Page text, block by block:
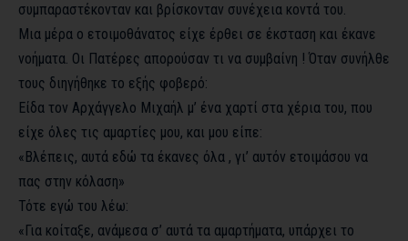
συμπαραστέκονταν και βρίσκονταν συνέχεια κοντά του.
Μια μέρα ο ετοιμοθάνατος είχε έρθει σε έκσταση και έκανε
νοήματα. Οι Πατέρες απορούσαν τι να συμβαίνη ! Όταν συνήλθε
τους διηγήθηκε το εξής φοβερό:
Είδα τον Αρχάγγελο Μιχαήλ μ’ ένα χαρτί στα χέρια του, που
είχε όλες τις αμαρτίες μου, και μου είπε:
«Βλέπεις, αυτά εδώ τα έκανες όλα , γι’ αυτόν ετοιμάσου να
πας στην κόλαση»
Τότε εγώ του λέω:
«Για κοίταξε, ανάμεσα σ’ αυτά τα αμαρτήματα, υπάρχει το